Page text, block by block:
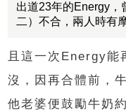
出道23年的Energy，
二）不合，兩人時有
且這一次Energy能
沒，因再合體前，
他老婆便鼓勵牛奶